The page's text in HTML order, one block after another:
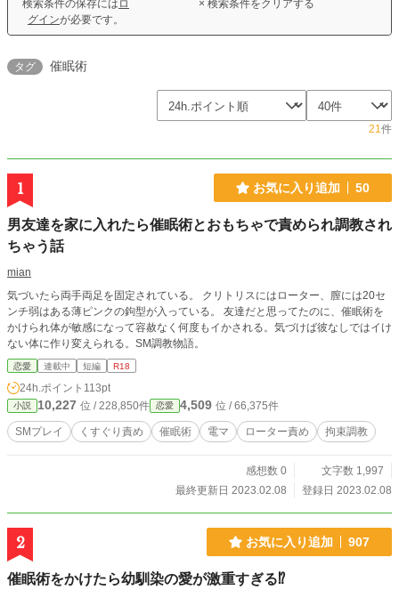
検索条件の保存には ロ
グインが必要です。
× 検索条件をクリアする
タグ 催眠術
21件
1 お気に入り追加 50
男友達を家に入れたら催眠術とおもちゃで責められ調教され
ちゃう話
mian
気づいたら両手両足を固定されている。 クリトリスにはローター、膣には20セ
ンチ弱はある薄ピンクの鉤型が入っている。 友達だと思ってたのに、催眠術を
かけられ体が敏感になって容赦なく何度もイかされる。気づけば彼なしではイけ
ない体に作り変えられる。SM調教物語。
恋愛 連載中 短編 R18
24h.ポイント 113pt
小説 10,227 位 / 228,850件 恋愛 4,509 位 / 66,375件
SMプレイ くすぐり責め 催眠術 電マ ローター責め 拘束調教
感想数 0
文字数 1,997
最終更新日 2023.02.08
登録日 2023.02.08
2 お気に入り追加 907
催眠術をかけたら幼馴染の愛が激重すぎる⁉